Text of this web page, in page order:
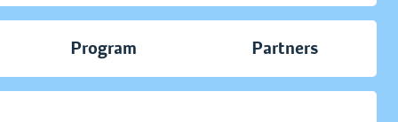
Program Partners